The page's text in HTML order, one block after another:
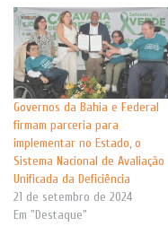
Governos da Bahia e Federal
firmam parceria para
implementar no Estado, o
Sistema Nacional de Avaliação
Unificada da Deficiência
21 de setembro de 2024
Em "Destaque"